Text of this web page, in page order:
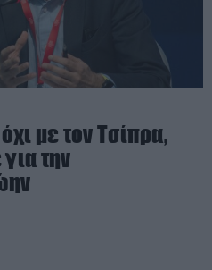
με τον Τσίπρα,
την